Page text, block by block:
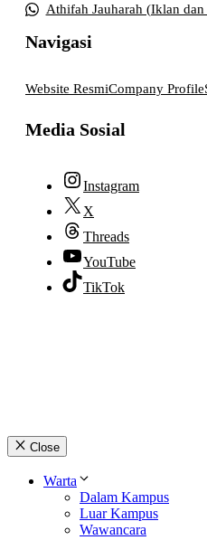
Athifah Jauharah (Iklan dan
Navigasi
Website ResmiCompany Profile
Media Sosial
Instagram
X
Threads
YouTube
TikTok
Close
Warta
Dalam Kampus
Luar Kampus
Wawancara